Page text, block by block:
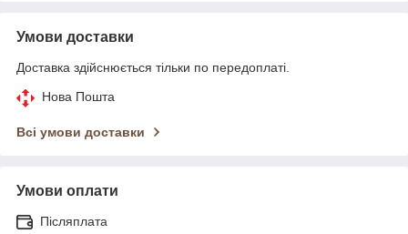
Умови доставки
Доставка здійснюється тільки по передоплаті.
Нова Пошта
Всі умови доставки
Умови оплати
Післяплата